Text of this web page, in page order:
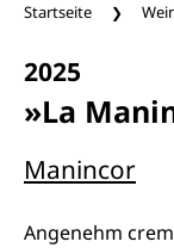
Startseite
2025
»La
Manincor
Angenehm